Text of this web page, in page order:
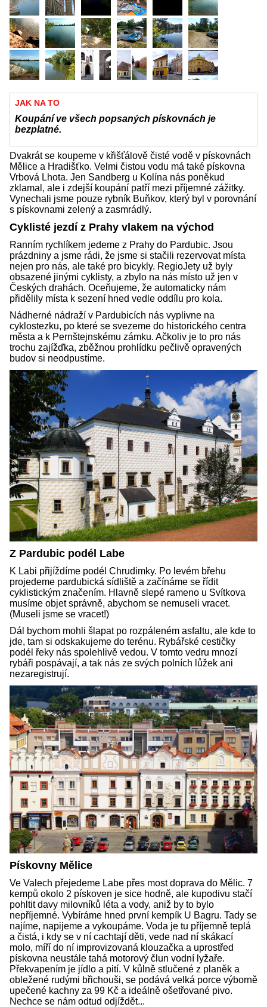
JAK NA TO
Koupání ve všech popsaných pískovnách je
bezplatné.
Dvakrát se koupeme v křišťálově čisté vodě v pískovnách
Mělice a Hradišťko. Velmi čistou vodu má také pískovna
Vrbová Lhota. Jen Sandberg u Kolína nás poněkud
zklamal, ale i zdejší koupání patří mezi příjemné zážitky.
Vynechali jsme pouze rybník Buňkov, který byl v porovnání
s pískovnami zelený a zasmrádlý.
Cyklisté jezdí z Prahy vlakem na východ
Ranním rychlíkem jedeme z Prahy do Pardubic. Jsou
prázdniny a jsme rádi, že jsme si stačili rezervovat místa
nejen pro nás, ale také pro bicykly. RegioJety už byly
obsazené jinými cyklisty, a zbylo na nás místo už jen v
Českých drahách. Oceňujeme, že automaticky nám
přidělily místa k sezení hned vedle oddílu pro kola.
Nádherné nádraží v Pardubicích nás vyplivne na
cyklostezku, po které se svezeme do historického centra
města a k Pernštejnskému zámku. Ačkoliv je to pro nás
trochu zajížďka, zběžnou prohlídku pečlivě opravených
budov si neodpustíme.
Z Pardubic podél Labe
K Labi přijíždíme podél Chrudimky. Po levém břehu
projedeme pardubická sídliště a začínáme se řídit
cyklistickým značením. Hlavně slepé rameno u Svítkova
musíme objet správně, abychom se nemuseli vracet.
(Museli jsme se vracet!)
Dál bychom mohli šlapat po rozpáleném asfaltu, ale kde to
jde, tam si odskakujeme do terénu. Rybářské cestičky
podél řeky nás spolehlivě vedou. V tomto vedru mnozí
rybáři pospávají, a tak nás ze svých polních lůžek ani
nezaregistrují.
Pískovny Mělice
Ve Valech přejedeme Labe přes most doprava do Mělic. 7
kempů okolo 2 pískoven je sice hodně, ale kupodivu stačí
pohltit davy milovníků léta a vody, aniž by to bylo
nepříjemné. Vybíráme hned první kempík U Bagru. Tady se
najíme, napijeme a vykoupáme. Voda je tu příjemně teplá
a čistá, i kdy se v ní cachtají děti, vede nad ní skákací
molo, míří do ní improvizovaná klouzačka a uprostřed
pískovna neustále tahá motorový člun vodní lyžaře.
Překvapením je jídlo a pití. V kůlně stlučené z planěk a
obležené rudými břichouši, se podává velká porce výborně
upečené kachny za 99 Kč a ideálně ošetřované pivo.
Nechce se nám odtud odjíždět...